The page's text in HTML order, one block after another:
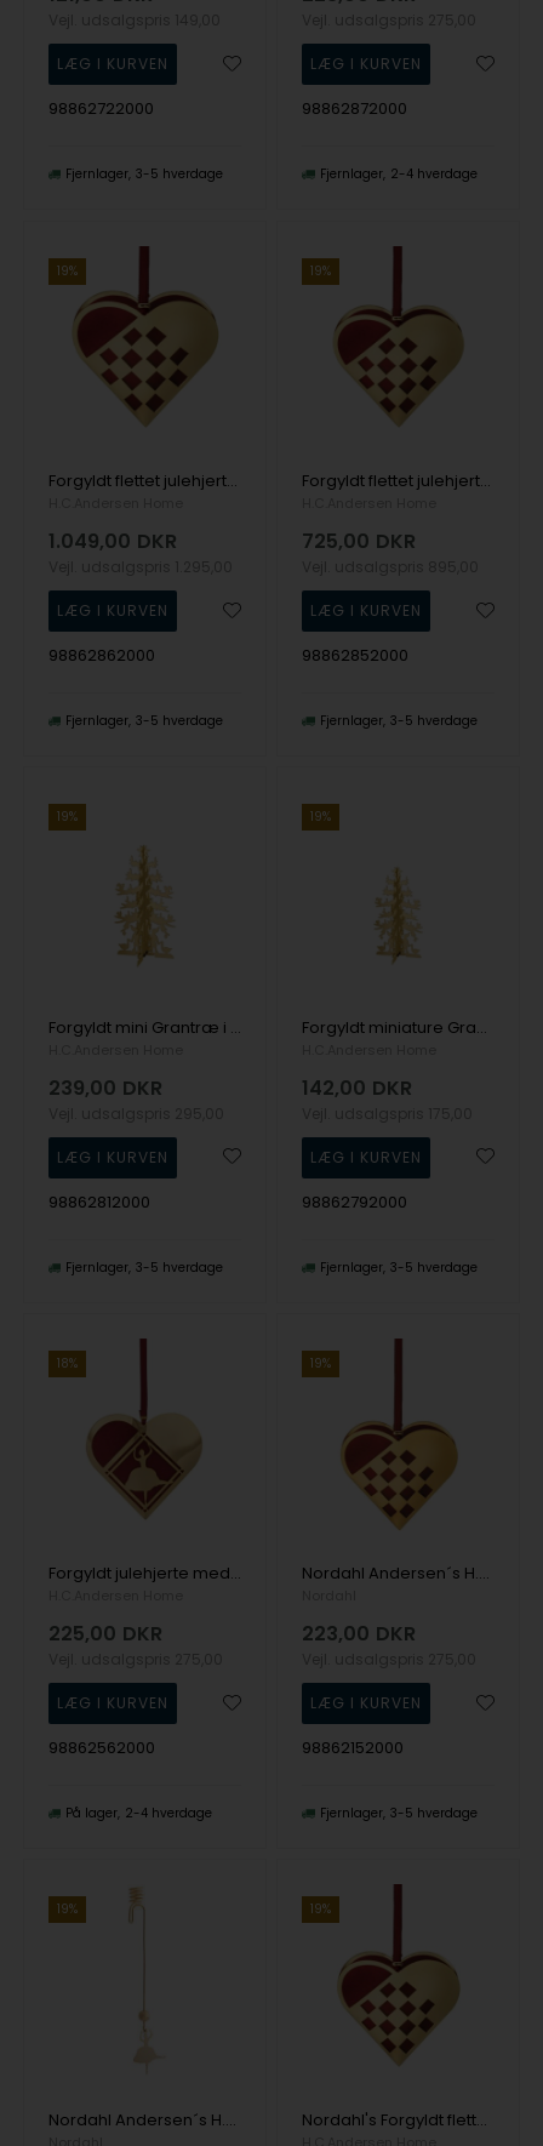
98862722000
Fjernlager 3-5 hverdage
98862872000
Fjernlager 2-4 hverdage
19%
Forgyldt flettet julehjerte med rødt filt, str. XL
1.049,00 DKR
98862862000
Fjernlager 3-5 hverdage
19%
Forgyldt flettet julehjerte med rødt filt, str. L
725,00 DKR
98862852000
Fjernlager 3-5 hverdage
19%
Forgyldt mini Grantræ i 9 cm
239,00 DKR
98862812000
Fjernlager 3-5 hverdage
19%
Forgyldt miniature Grantræ i 6 cm
142,00 DKR
98862792000
Fjernlager 3-5 hverdage
18%
Forgyldt julehjerte med ballerina
225,00 DKR
98862562000
På lager 2-4 hverdage
19%
Nordahl Andersen´s H.C. Andersen Home forgyldt / rød Flettet hjerte med rødt silkebånd , 8x8 cm
223,00 DKR
98862152000
Fjernlager 3-5 hverdage
19%
Nordahl Andersen´s H.C. Andersen Home forgyldt Lysholdere med Den Dansene Ballerina
19%
Nordahl's Forgyldt flettet julehjerte med rødt filt, str. M